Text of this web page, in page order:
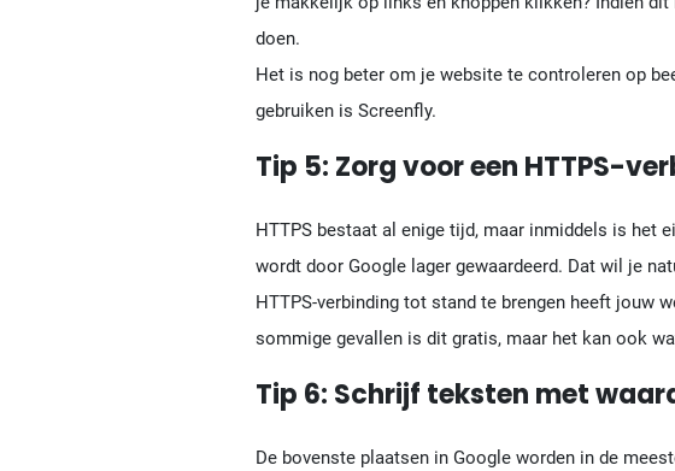
doen.
Het is nog beter om je website te controleren op
gebruiken is Screenfly.
Tip 5: Zorg voor een HTTPS-
HTTPS bestaat al enige tijd, maar inmiddels is het
wordt door Google lager gewaardeerd. Dat wil je
HTTPS-verbinding tot stand te brengen heeft jouw
sommige gevallen is dit gratis, maar het kan ook
Tip 6: Schrijf teksten met
De bovenste plaatsen in Google worden in de